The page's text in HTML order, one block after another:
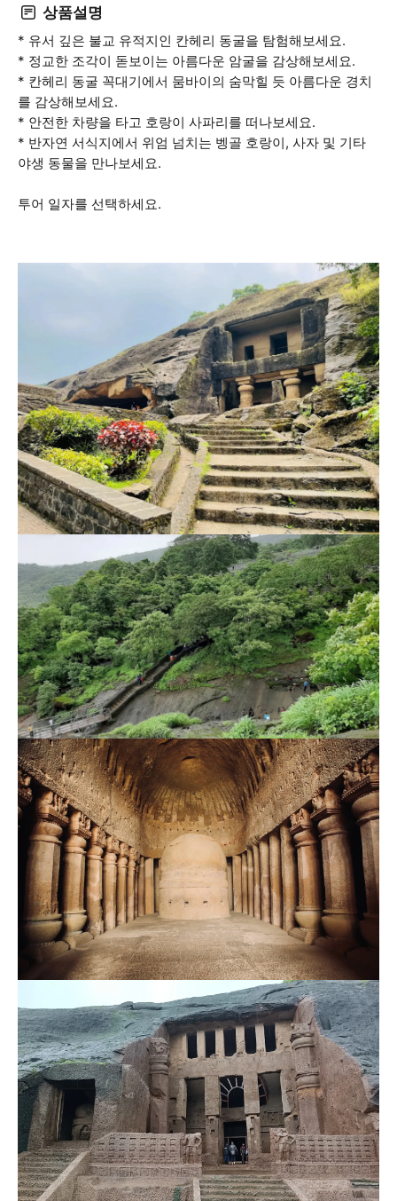
상품설명
* 유서 깊은 불교 유적지인 칸헤리 동굴을 탐험해보세요.
* 정교한 조각이 돋보이는 아름다운 암굴을 감상해보세요.
* 칸헤리 동굴 꼭대기에서 뭄바이의 숨막힐 듯 아름다운 경치
를 감상해보세요.
* 안전한 차량을 타고 호랑이 사파리를 떠나보세요.
* 반자연 서식지에서 위엄 넘치는 벵골 호랑이, 사자 및 기타
야생 동물을 만나보세요.
투어 일자를 선택하세요.